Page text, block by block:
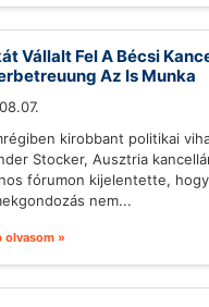
Vállalt Fel A Bécsi
Az Is Munka
kirobbant politikai
Stocker, Ausztria
fórumon kijelentette,
nem...
olvasom »